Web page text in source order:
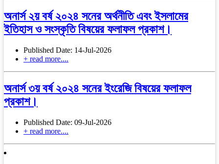
অনার্স ২য় বর্ষ ২০২৪ সনের অর্থনীতি এবং ইসলামের
ইতিহাস ও সংস্কৃতি বিষয়ের ফলাফল প্রকাশ।
Published Date: 14-Jul-2026
+ read more....
অনার্স ৩য় বর্ষ ২০২৪ সনের ইংরেজি বিষয়ের ফলাফল
প্রকাশ।
Published Date: 09-Jul-2026
+ read more....